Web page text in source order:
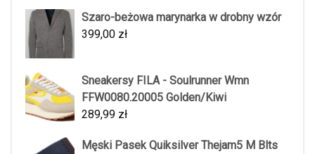
Szaro-beżowa marynarka w drobny wzór
399,00 zł
Sneakersy FILA - Soulrunner Wmn
FFW0080.20005 Golden/Kiwi
289,99 zł
Męski Pasek Quiksilver Thejam5 M Blts